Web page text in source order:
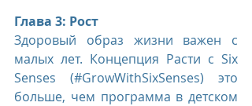
Глава 3: Рост
Здоровый образ жизни важен с
малых лет. Концепция Расти с Six
Senses (#GrowWithSixSenses) это
больше, чем программа в детском